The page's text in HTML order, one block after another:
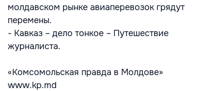
молдавском рынке авиаперевозок грядут
перемены.
- Кавказ – дело тонкое – Путешествие
журналиста.
«Комсомольская правда в Молдове»
www.kp.md